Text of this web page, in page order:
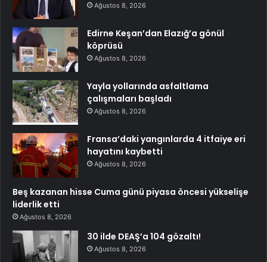
Ağustos 8, 2026
Edirne Keşan’dan Elazığ’a gönül
köprüsü
Ağustos 8, 2026
Yayla yollarında asfaltlama
çalışmaları başladı
Ağustos 8, 2026
Fransa’daki yangınlarda 4 itfaiye eri
hayatını kaybetti
Ağustos 8, 2026
Beş kazanan hisse Cuma günü piyasa öncesi yükselişe
liderlik etti
Ağustos 8, 2026
30 ilde DEAŞ’a 104 gözaltı!
Ağustos 8, 2026